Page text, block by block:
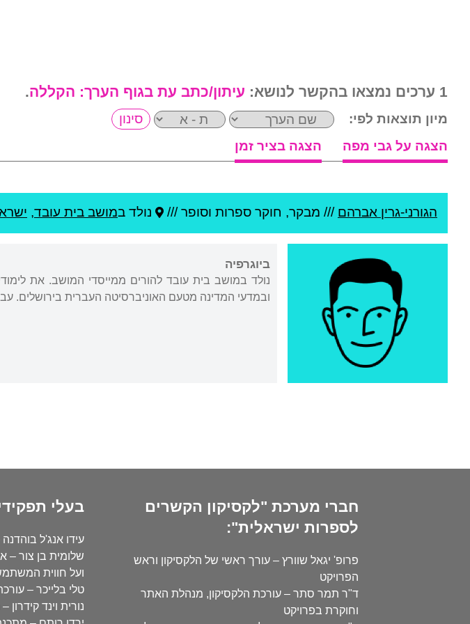
1 ערכים נמצאו בהקשר לנושא: עיתון/כתב עת בגוף הערך: הקללה.
מיון תוצאות לפי:
הצגה על גבי מפה
הצגה בציר זמן
הגורני-גרין אברהם /// מבקר, חוקר ספרות וסופר /// נולד במושב בית עובד,
ביוגרפיה
נולד במושב בית עובד להורים ממייסדי המושב. את
ובמדעי המדינה מטעם האוניברסיטה העברית בירושלים.
חברי מערכת "לקסיקון הקשרים
לספרות ישראלית":
פרופ' יגאל שוורץ – עורך ראשי של הלקסיקון וראש
הפרויקט
ד"ר תמר סתר – עורכת הלקסיקון, מנהלת האתר
וחוקרת בפרויקט
בעלי
עידו אנג'ל
שלומית בן צור –
ועל חווית
טלי בלייכר –
נורית וינד